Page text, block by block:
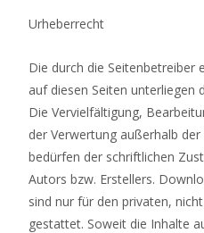
Urheberrecht
Die durch die Seitenbetreiber
auf diesen Seiten unterliegen
Die Vervielfältigung,
der Verwertung außerhalb
bedürfen der schriftlichen
Autors bzw. Erstellers.
sind nur für den privaten,
gestattet. Soweit die Inhalte